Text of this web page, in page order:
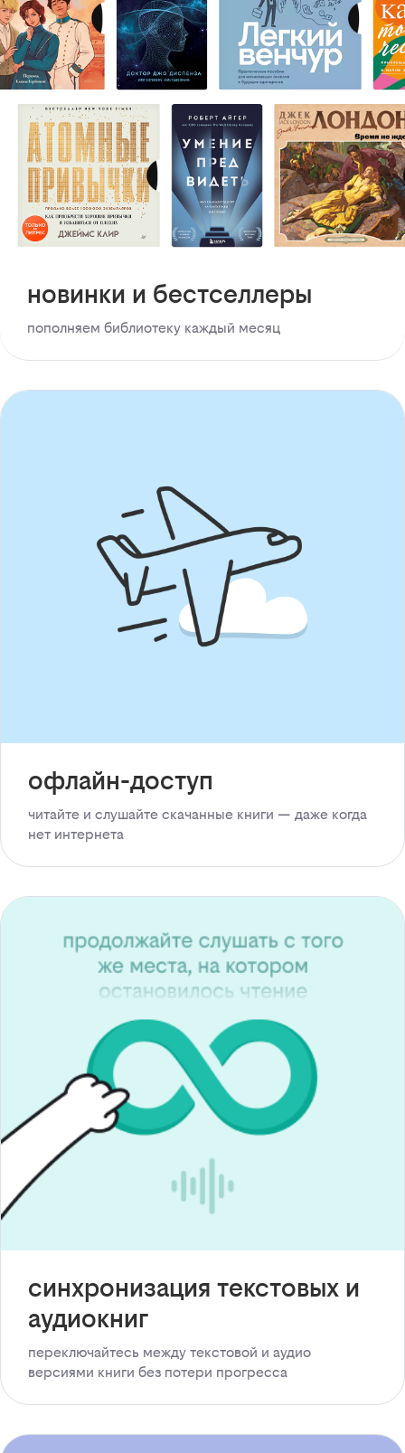
новинки и бестселлеры
пополняем библиотеку каждый месяц
офлайн-доступ
читайте и слушайте скачанные книги — даже когда
нет интернета
синхронизация текстовых и
аудиокниг
переключайтесь между текстовой и аудио
версиями книги без потери прогресса